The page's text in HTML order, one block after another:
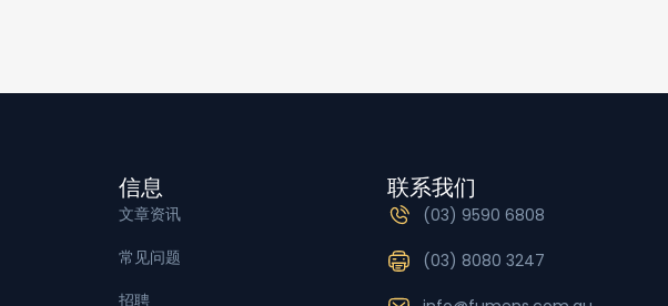
信息
文章资讯
常见问题
招聘
联系我们
(03) 9590 6808
(03) 8080 3247